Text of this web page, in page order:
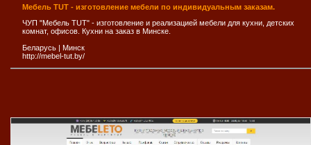
Мебель TUT - изготовление мебели по индивидуальным заказам.
ЧУП "Мебель TUT" - изготовление и реализацией мебели для кухни, детских
комнат, офисов. Кухни на заказ в Минске.
Беларусь
Минск
http://mebel-tut.by/